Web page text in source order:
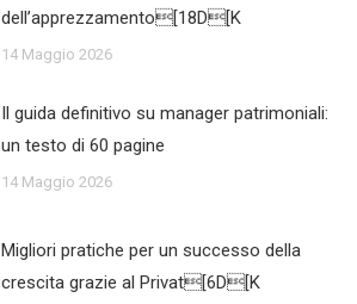
dell’apprezzamento[18D[K
14 Maggio 2026
Il guida definitivo su manager patrimoniali:
un testo di 60 pagine
14 Maggio 2026
Migliori pratiche per un successo della
crescita grazie al Privat[6D[K